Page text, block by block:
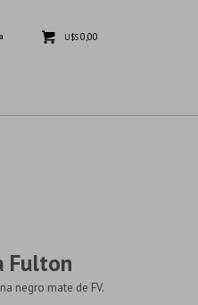
U$S0,00
Fulton
negro mate de FV.